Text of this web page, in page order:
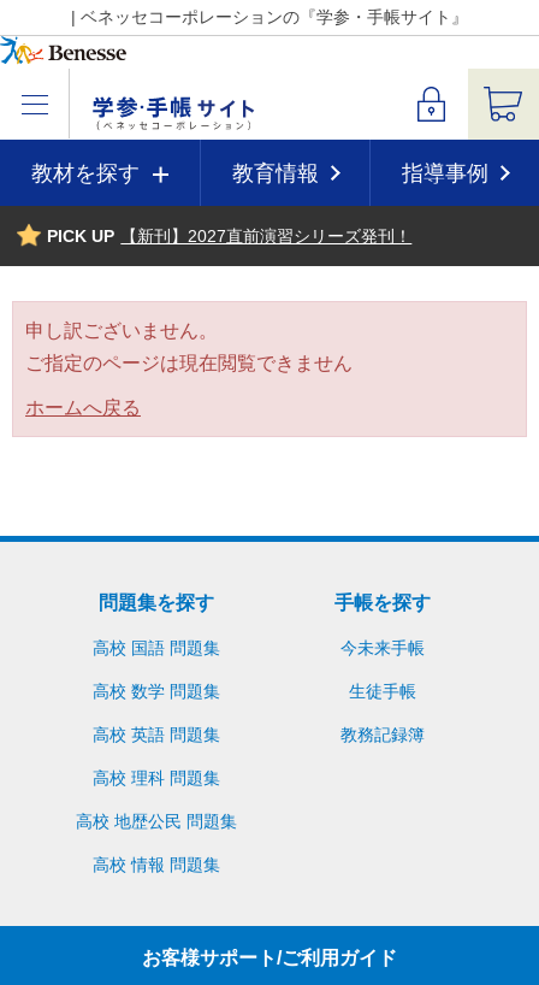
| ベネッセコーポレーションの『学参・手帳サイト』
教材を探す 教育情報 指導事例
PICK UP 【新刊】2027直前演習シリーズ発刊！
申し訳ございません。
ご指定のページは現在閲覧できません
ホームへ戻る
問題集を探す
高校 国語 問題集
高校 数学 問題集
高校 英語 問題集
高校 理科 問題集
高校 地歴公民 問題集
高校 情報 問題集
手帳を探す
今未来手帳
生徒手帳
教務記録簿
お客様サポート/ご利用ガイド